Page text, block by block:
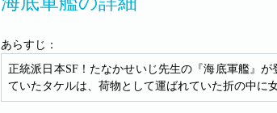
あらすじ：
正統派日本SF！たなかせいじ先生の『海底軍艦』
ていたタケルは、荷物として運ばれていた折の中に